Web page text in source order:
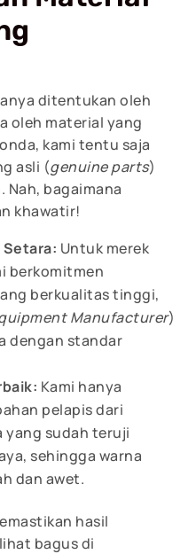
ditentukan oleh
oleh material yang
kami tentu saja
asli (genuine parts)
bagaimana
khawatir!
Setara: Untuk merek
berkomitmen
berkualitas tinggi,
Manufacturer)
dengan standar
Kami hanya
pelapis dari
yang sudah teruji
sehingga warna
dan awet.
hasil
bagus di